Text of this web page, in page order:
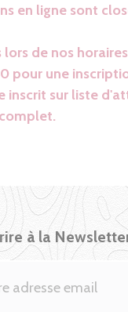
en ligne sont
de nos
pour une
inscrit sur liste
à la